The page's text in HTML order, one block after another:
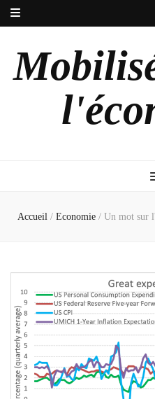
Accueil / Economie / Un mot sur